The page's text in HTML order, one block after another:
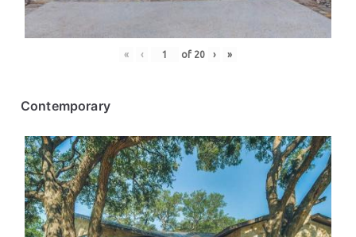
« ‹ of 20 › »
Contemporary